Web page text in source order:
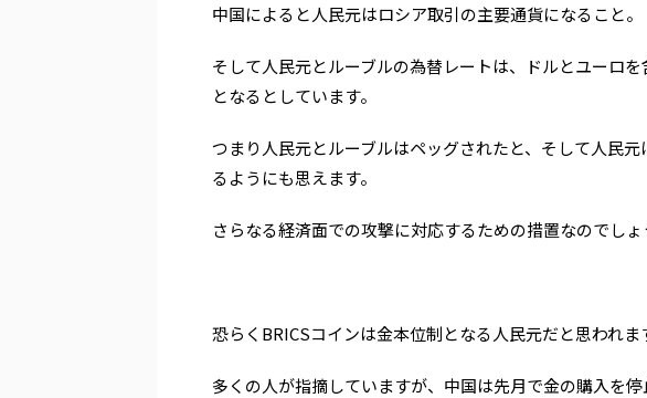
中国によると人民元はロシア取引の主要通貨になること。
そして人民元とルーブルの為替レートは、ドルとユーロ
となるとしています。
つまり人民元とルーブルはペッグされたと、そして人民
るようにも思えます。
さらなる経済面での攻撃に対応するための措置なのでしょ
恐らくBRICSコインは金本位制となる人民元だと思われま
多くの人が指摘していますが、中国は先月で金の購入を停